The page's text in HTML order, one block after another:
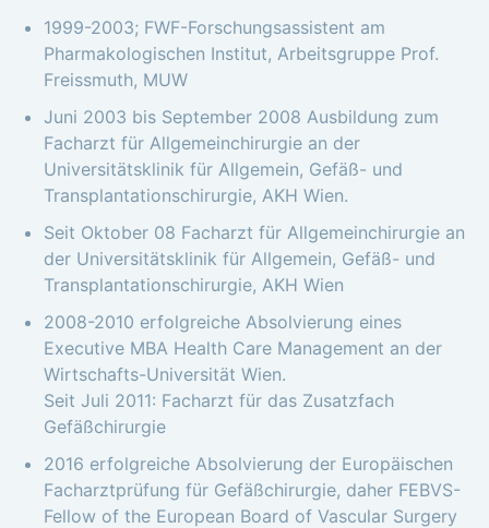
1999-2003; FWF-Forschungsassistent am
Pharmakologischen Institut, Arbeitsgruppe Prof.
Freissmuth, MUW
Juni 2003 bis September 2008 Ausbildung zum
Facharzt für Allgemeinchirurgie an der
Universitätsklinik für Allgemein, Gefäß- und
Transplantationschirurgie, AKH Wien.
Seit Oktober 08 Facharzt für Allgemeinchirurgie an
der Universitätsklinik für Allgemein, Gefäß- und
Transplantationschirurgie, AKH Wien
2008-2010 erfolgreiche Absolvierung eines
Executive MBA Health Care Management an der
Wirtschafts-Universität Wien.
Seit Juli 2011: Facharzt für das Zusatzfach
Gefäßchirurgie
2016 erfolgreiche Absolvierung der Europäischen
Facharztprüfung für Gefäßchirurgie, daher FEBVS-
Fellow of the European Board of Vascular Surgery